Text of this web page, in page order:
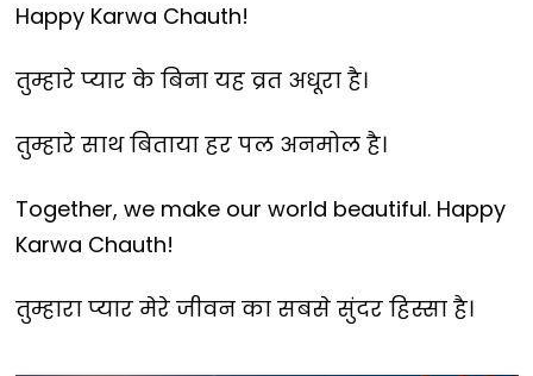
Happy Karwa Chauth!
तुम्हारे प्यार के बिना यह व्रत अधूरा है।
तुम्हारे साथ बिताया हर पल अनमोल है।
Together, we make our world beautiful. Happy
Karwa Chauth!
तुम्हारा प्यार मेरे जीवन का सबसे सुंदर हिस्सा है।